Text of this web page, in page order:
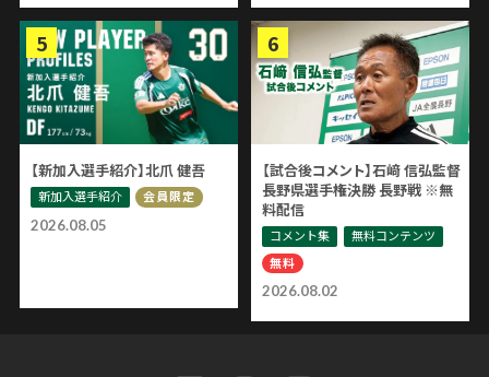
2026.08.05
【新加入選手紹介】北爪 健吾
新加入選手紹介 会員限定
2026.08.02
【試合後コメント】石﨑 信弘監督
長野県選手権決勝 長野戦 ※無
料配信
コメント集
無料コンテンツ
無料